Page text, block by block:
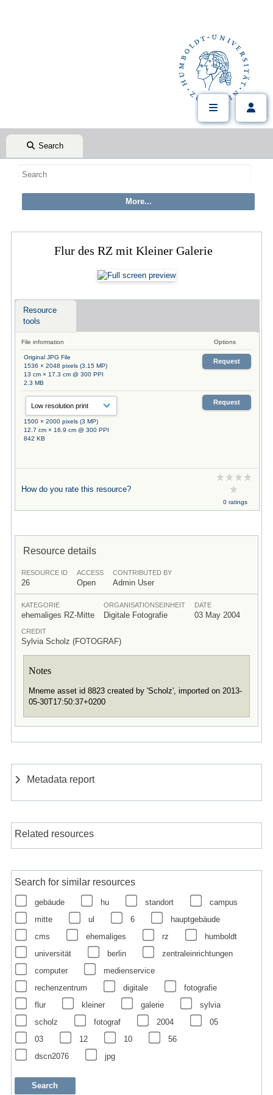
Search
Flur des RZ mit Kleiner Galerie
Resource
tools
File information Options
Original JPG File
1536 × 2048 pixels (3.15 MP)
13 cm × 17.3 cm @ 300 PPI
2.3 MB
Request
1500 × 2000 pixels (3 MP)
12.7 cm × 16.9 cm @ 300 PPI
842 KB
Request
How do you rate this resource?
0 ratings
Resource details
RESOURCE ID
26
ACCESS
Open
CONTRIBUTED BY
Admin User
KATEGORIE
ehemaliges RZ-Mitte
ORGANISATIONSEINHEIT
Digitale Fotografie
DATE
03 May 2004
CREDIT
Sylvia Scholz (FOTOGRAF)
Notes
Mneme asset id 8823 created by 'Scholz', imported on 2013-
05-30T17:50:37+0200
Metadata report
Related resources
Search for similar resources
gebäude hu standort
campus
mitte
ul 6
hauptgebäude
cms
ehemaliges rz
humboldt
universität
berlin
zentraleinrichtungen
computer
medienservice
rechenzentrum
digitale
fotografie
flur
kleiner galerie
sylvia
scholz
fotograf 2004
05
03
12 10
56
dscn2076
jpg